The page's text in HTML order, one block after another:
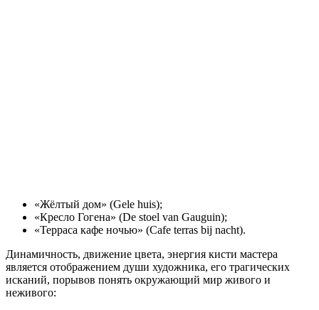
«Жёлтый дом» (Gele huis);
«Кресло Гогена» (De stoel van Gauguin);
«Терраса кафе ночью» (Cafe terras bij nacht).
Динамичность, движение цвета, энергия кисти мастера
является отображением души художника, его трагических
исканий, порывов понять окружающий мир живого и
неживого: